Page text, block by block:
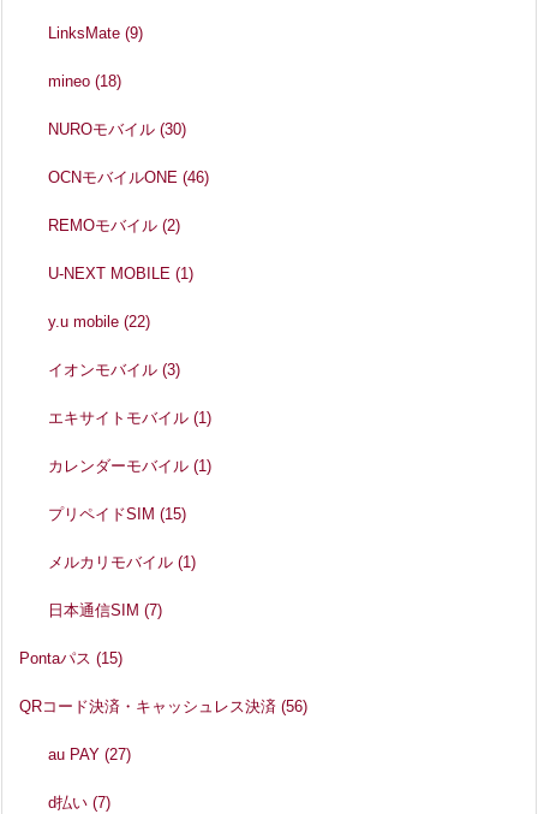
LinksMate(9)
mineo(18)
NUROモバイル(30)
OCNモバイルONE(46)
REMOモバイル(2)
U-NEXT MOBILE(1)
y.u mobile(22)
イオンモバイル(3)
エキサイトモバイル(1)
カレンダーモバイル(1)
プリペイドSIM(15)
メルカリモバイル(1)
日本通信SIM(7)
Pontaパス (15)
QRコード決済・キャッシュレス決済 (56)
au PAY(27)
d払い(7)